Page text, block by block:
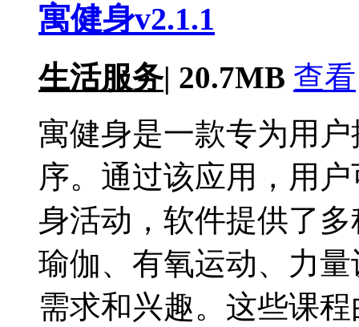
寓健身v2.1.1
生活服务| 20.7MB 查看
寓健身是一款专为用
序。通过该应用，用
身活动，软件提供了
瑜伽、有氧运动、力
需求和兴趣。这些课